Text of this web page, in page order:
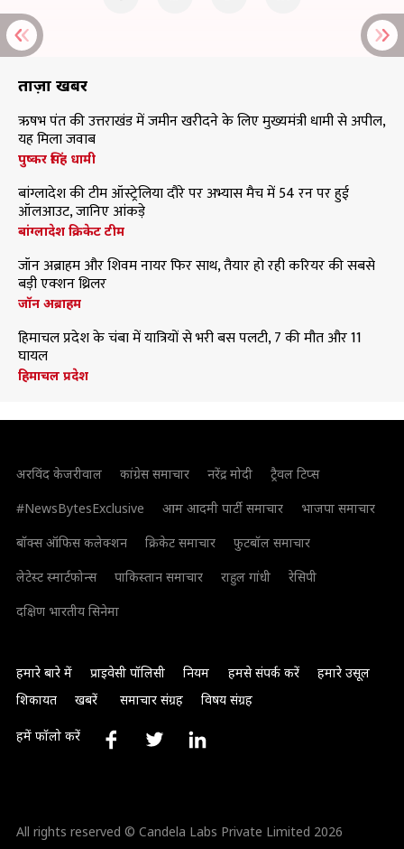
ताज़ा खबरें
ऋषभ पंत की उत्तराखंड में जमीन खरीदने के लिए मुख्यमंत्री धामी से अपील,
यह मिला जवाब
पुष्कर सिंह धामी
बांग्लादेश की टीम ऑस्ट्रेलिया दौरे पर अभ्यास मैच में 54 रन पर हुई
ऑलआउट, जानिए आंकड़े
बांग्लादेश क्रिकेट टीम
जॉन अब्राहम और शिवम नायर फिर साथ, तैयार हो रही करियर की सबसे
बड़ी एक्शन थ्रिलर
जॉन अब्राहम
हिमाचल प्रदेश के चंबा में यात्रियों से भरी बस पलटी, 7 की मौत और 11
घायल
हिमाचल प्रदेश
अरविंद केजरीवाल कांग्रेस समाचार नरेंद्र मोदी
ट्रैवल टिप्स
#NewsBytesExclusive
आम आदमी पार्टी समाचार
भाजपा समाचार
बॉक्स ऑफिस कलेक्शन
क्रिकेट समाचार
फुटबॉल समाचार
लेटेस्ट स्मार्टफोन्स
पाकिस्तान समाचार राहुल गांधी
रेसिपी
दक्षिण भारतीय सिनेमा
हमारे बारे में प्राइवेसी पॉलिसी नियम हमसे संपर्क करें
हमारे उसूल
शिकायत
खबरें समाचार संग्रह विषय संग्रह
हमें फॉलो करें
All rights reserved © Candela Labs Private Limited 2026